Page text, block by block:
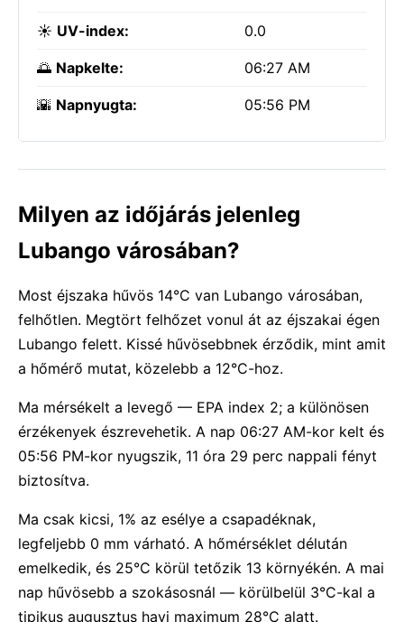
☀️ UV-index: 0.0
🌅 Napkelte: 06:27 AM
🌇 Napnyugta: 05:56 PM
Milyen az időjárás jelenleg
Lubango városában?
Most éjszaka hűvös 14°C van Lubango városában,
felhőtlen. Megtört felhőzet vonul át az éjszakai égen
Lubango felett. Kissé hűvösebbnek érződik, mint amit
a hőmérő mutat, közelebb a 12°C-hoz.
Ma mérsékelt a levegő — EPA index 2; a különösen
érzékenyek észrevehetik. A nap 06:27 AM-kor kelt és
05:56 PM-kor nyugszik, 11 óra 29 perc nappali fényt
biztosítva.
Ma csak kicsi, 1% az esélye a csapadéknak,
legfeljebb 0 mm várható. A hőmérséklet délután
emelkedik, és 25°C körül tetőzik 13 környékén. A mai
nap hűvösebb a szokásosnál — körülbelül 3°C-kal a
tipikus augusztus havi maximum 28°C alatt.